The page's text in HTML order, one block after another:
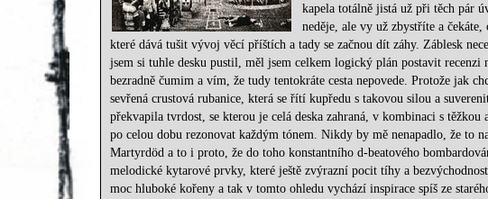
kapela totálně jistá už při těch pár
neděje, ale vy už zbystříte a
které dává tušit vývoj věcí příštích a tady se začnou dít záhy. Záblesk
jsem si tuhle desku pustil, měl jsem celkem logický plán postavit
bezradně čumim a vím, že tudy tentokráte cesta nepovede. Protože jak
sevřená crustová rubanice, která se řítí kupředu s takovou silou a
překvapila tvrdost, se kterou je celá deska zahraná, v kombinaci s
po celou dobu rezonovat každým tónem. Nikdy by mě nenapadlo, že to
Martyrdöd a to i proto, že do toho konstantního d-beatového
melodické kytarové prvky, které ještě zvýrazní pocit tíhy a
moc hluboké kořeny a tak v tomto ohledu vychází inspirace spíš ze